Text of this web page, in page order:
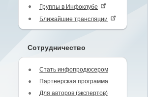
Группы в Инфоклубе
Ближайшие трансляции
Сотрудничество
Стать инфопродюсером
Партнерская программа
Для авторов (экспертов)